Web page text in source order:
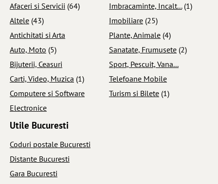
Afaceri si Servicii (64)
Altele (43)
Antichitati si Arta
Auto, Moto (5)
Bijuterii, Ceasuri
Carti, Video, Muzica (1)
Computere si Software
Electronice
Imbracaminte, Incalt... (1)
Imobiliare (25)
Plante, Animale (4)
Sanatate, Frumusete (2)
Sport, Pescuit, Vana...
Telefoane Mobile
Turism si Bilete (1)
Utile Bucuresti
Coduri postale Bucuresti
Distante Bucuresti
Gara Bucuresti